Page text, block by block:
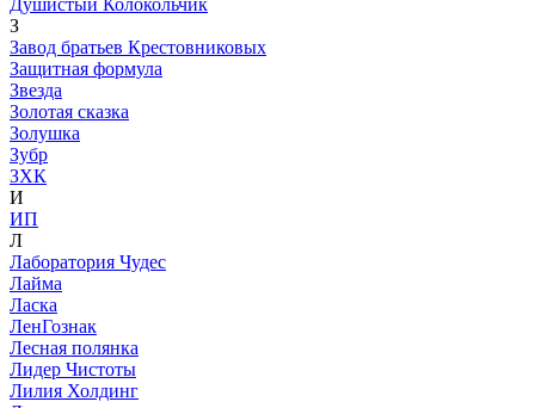
Душистый Колокольчик
З
Завод братьев Крестовниковых
Защитная формула
Звезда
Золотая сказка
Золушка
Зубр
ЗХК
И
ИП
Л
Лаборатория Чудес
Лайма
Ласка
ЛенГознак
Лесная полянка
Лидер Чистоты
Лилия Холдинг